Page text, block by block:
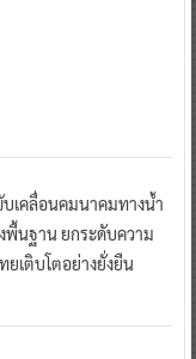
บเคลื่อนคมนาคมทางน้ำ
พื้นฐาน ยกระดับความ
ยเติบโตอย่างยั่งยืน